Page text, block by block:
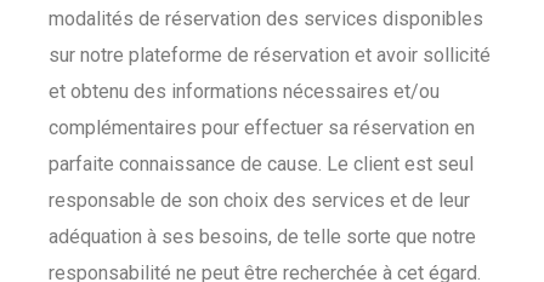
modalités de réservation des services disponibles
sur notre plateforme de réservation et avoir sollicité
et obtenu des informations nécessaires et/ou
complémentaires pour effectuer sa réservation en
parfaite connaissance de cause. Le client est seul
responsable de son choix des services et de leur
adéquation à ses besoins, de telle sorte que notre
responsabilité ne peut être recherchée à cet égard.